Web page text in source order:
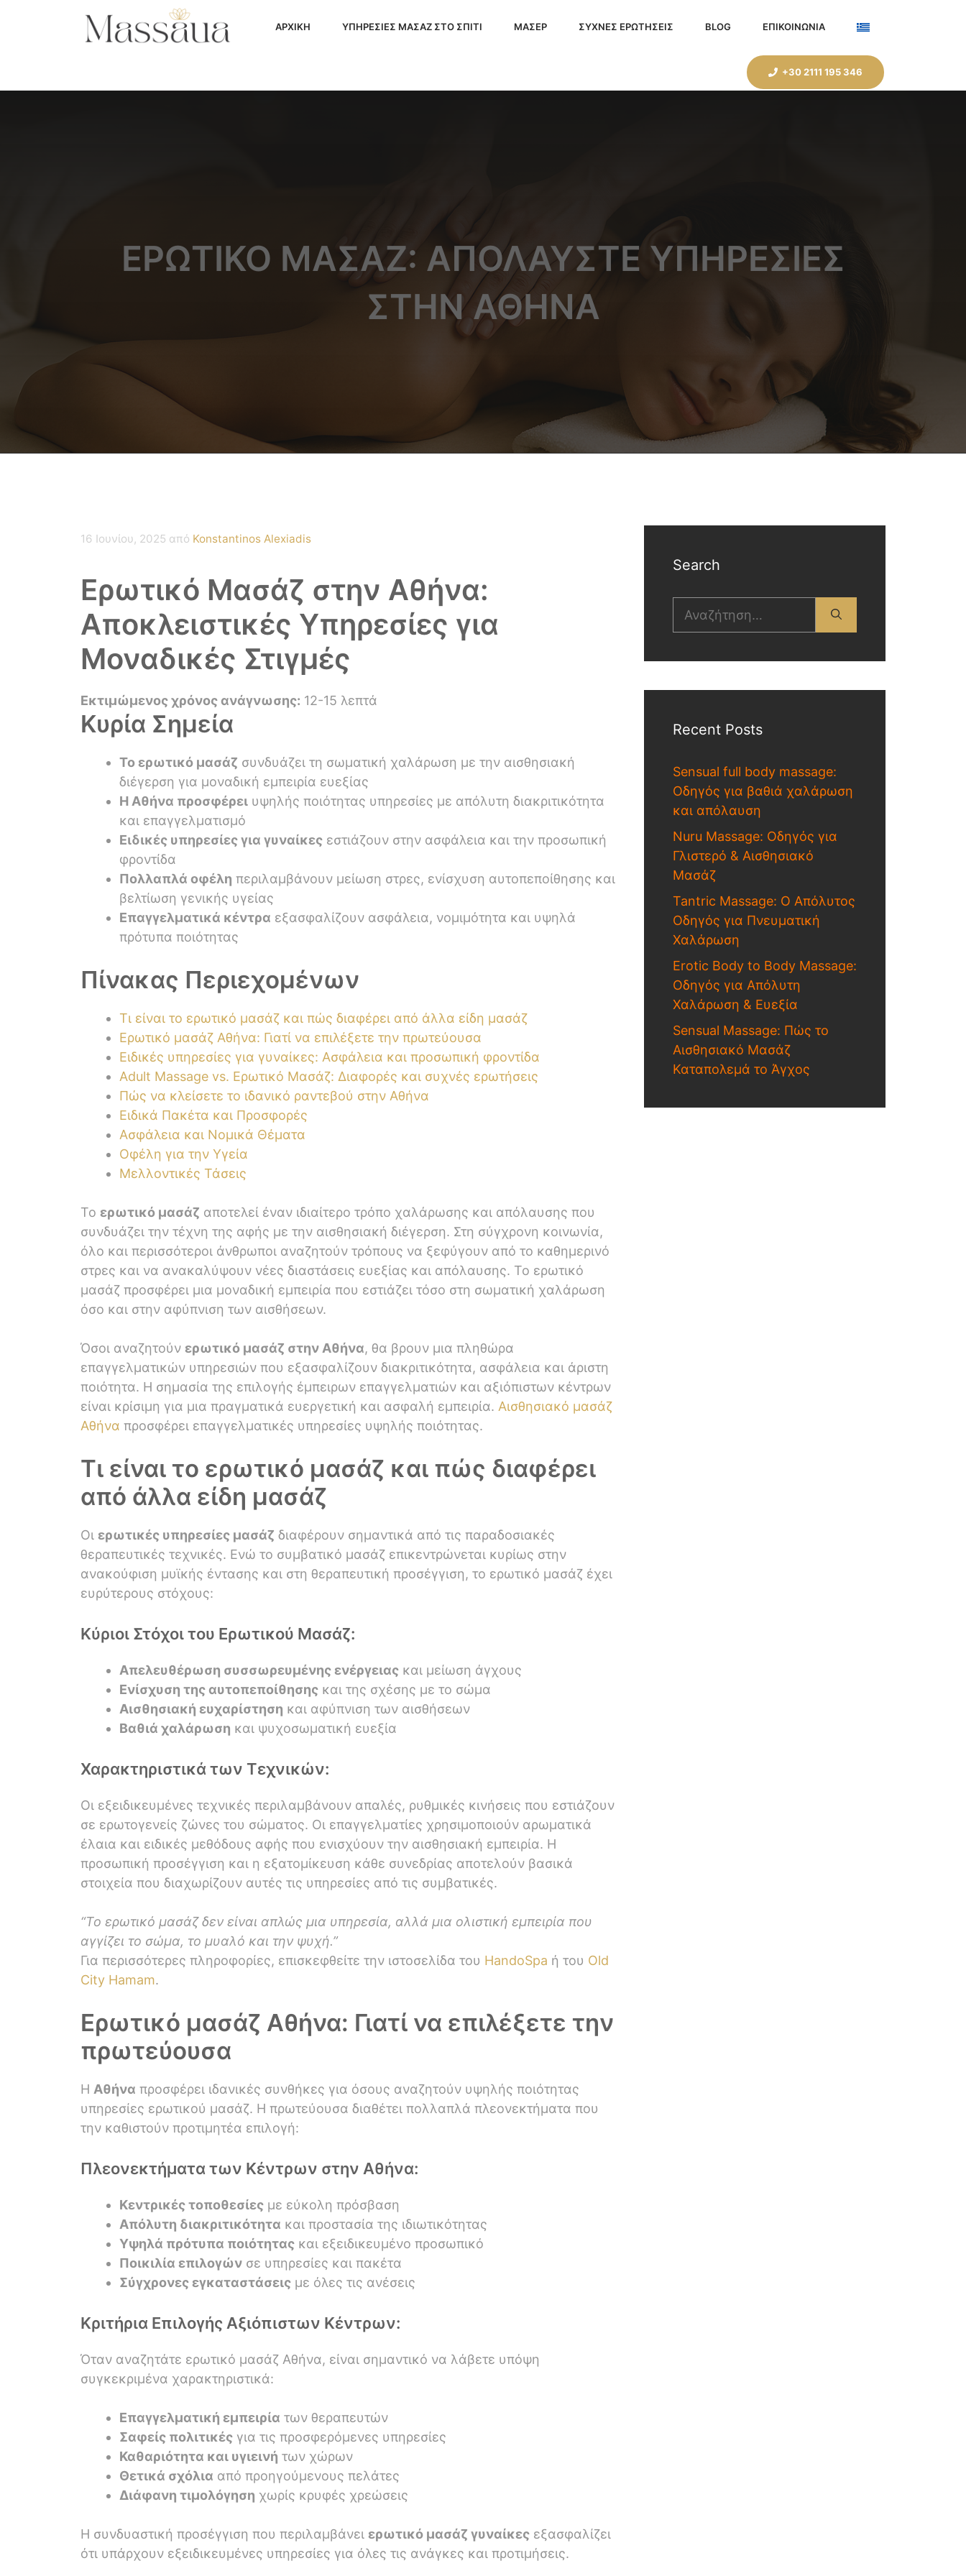
ΑΡΧΙΚΗ ΥΠΗΡΕΣΙΕΣ ΜΑΣΑΖ ΣΤΟ ΣΠΙΤΙ ΜΑΣΕΡ ΣΥΧΝΕΣ ΕΡΩΤΗΣΕΙΣ BLOG ΕΠΙΚΟΙΝΩΝΙΑ
+30 2111 195 346
ΕΡΩΤΙΚΌ ΜΑΣΆΖ: ΑΠΟΛΑΎΣΤΕ ΥΠΗΡΕΣΊΕΣ
ΣΤΗΝ ΑΘΉΝΑ
16 Ιουνίου, 2025 από Konstantinos Alexiadis
Ερωτικό Μασάζ στην Αθήνα:
Αποκλειστικές Υπηρεσίες για
Μοναδικές Στιγμές
Εκτιμώμενος χρόνος ανάγνωσης: 12-15 λεπτά
Κυρία Σημεία
Το ερωτικό μασάζ συνδυάζει τη σωματική χαλάρωση με την αισθησιακή
διέγερση για μοναδική εμπειρία ευεξίας
Η Αθήνα προσφέρει υψηλής ποιότητας υπηρεσίες με απόλυτη διακριτικότητα
και επαγγελματισμό
Ειδικές υπηρεσίες για γυναίκες εστιάζουν στην ασφάλεια και την προσωπική
φροντίδα
Πολλαπλά οφέλη περιλαμβάνουν μείωση στρες, ενίσχυση αυτοπεποίθησης και
βελτίωση γενικής υγείας
Επαγγελματικά κέντρα εξασφαλίζουν ασφάλεια, νομιμότητα και υψηλά
πρότυπα ποιότητας
Πίνακας Περιεχομένων
Τι είναι το ερωτικό μασάζ και πώς διαφέρει από άλλα είδη μασάζ
Ερωτικό μασάζ Αθήνα: Γιατί να επιλέξετε την πρωτεύουσα
Ειδικές υπηρεσίες για γυναίκες: Ασφάλεια και προσωπική φροντίδα
Adult Massage vs. Ερωτικό Μασάζ: Διαφορές και συχνές ερωτήσεις
Πώς να κλείσετε το ιδανικό ραντεβού στην Αθήνα
Ειδικά Πακέτα και Προσφορές
Ασφάλεια και Νομικά Θέματα
Οφέλη για την Υγεία
Μελλοντικές Τάσεις
Το ερωτικό μασάζ αποτελεί έναν ιδιαίτερο τρόπο χαλάρωσης και απόλαυσης που
συνδυάζει την τέχνη της αφής με την αισθησιακή διέγερση. Στη σύγχρονη κοινωνία,
όλο και περισσότεροι άνθρωποι αναζητούν τρόπους να ξεφύγουν από το καθημερινό
στρες και να ανακαλύψουν νέες διαστάσεις ευεξίας και απόλαυσης. Το ερωτικό
μασάζ προσφέρει μια μοναδική εμπειρία που εστιάζει τόσο στη σωματική χαλάρωση
όσο και στην αφύπνιση των αισθήσεων.
Όσοι αναζητούν ερωτικό μασάζ στην Αθήνα, θα βρουν μια πληθώρα
επαγγελματικών υπηρεσιών που εξασφαλίζουν διακριτικότητα, ασφάλεια και άριστη
ποιότητα. Η σημασία της επιλογής έμπειρων επαγγελματιών και αξιόπιστων κέντρων
είναι κρίσιμη για μια πραγματικά ευεργετική και ασφαλή εμπειρία. Αισθησιακό μασάζ
Αθήνα προσφέρει επαγγελματικές υπηρεσίες υψηλής ποιότητας.
Τι είναι το ερωτικό μασάζ και πώς διαφέρει
από άλλα είδη μασάζ
Οι ερωτικές υπηρεσίες μασάζ διαφέρουν σημαντικά από τις παραδοσιακές
θεραπευτικές τεχνικές. Ενώ το συμβατικό μασάζ επικεντρώνεται κυρίως στην
ανακούφιση μυϊκής έντασης και στη θεραπευτική προσέγγιση, το ερωτικό μασάζ έχει
ευρύτερους στόχους:
Κύριοι Στόχοι του Ερωτικού Μασάζ:
Απελευθέρωση συσσωρευμένης ενέργειας και μείωση άγχους
Ενίσχυση της αυτοπεποίθησης και της σχέσης με το σώμα
Αισθησιακή ευχαρίστηση και αφύπνιση των αισθήσεων
Βαθιά χαλάρωση και ψυχοσωματική ευεξία
Χαρακτηριστικά των Τεχνικών:
Οι εξειδικευμένες τεχνικές περιλαμβάνουν απαλές, ρυθμικές κινήσεις που εστιάζουν
σε ερωτογενείς ζώνες του σώματος. Οι επαγγελματίες χρησιμοποιούν αρωματικά
έλαια και ειδικές μεθόδους αφής που ενισχύουν την αισθησιακή εμπειρία. Η
προσωπική προσέγγιση και η εξατομίκευση κάθε συνεδρίας αποτελούν βασικά
στοιχεία που διαχωρίζουν αυτές τις υπηρεσίες από τις συμβατικές.
“Το ερωτικό μασάζ δεν είναι απλώς μια υπηρεσία, αλλά μια ολιστική εμπειρία που
αγγίζει το σώμα, το μυαλό και την ψυχή.”
Για περισσότερες πληροφορίες, επισκεφθείτε την ιστοσελίδα του HandoSpa ή του Old
City Hamam.
Ερωτικό μασάζ Αθήνα: Γιατί να επιλέξετε την
πρωτεύουσα
Η Αθήνα προσφέρει ιδανικές συνθήκες για όσους αναζητούν υψηλής ποιότητας
υπηρεσίες ερωτικού μασάζ. Η πρωτεύουσα διαθέτει πολλαπλά πλεονεκτήματα που
την καθιστούν προτιμητέα επιλογή:
Πλεονεκτήματα των Κέντρων στην Αθήνα:
Κεντρικές τοποθεσίες με εύκολη πρόσβαση
Απόλυτη διακριτικότητα και προστασία της ιδιωτικότητας
Υψηλά πρότυπα ποιότητας και εξειδικευμένο προσωπικό
Ποικιλία επιλογών σε υπηρεσίες και πακέτα
Σύγχρονες εγκαταστάσεις με όλες τις ανέσεις
Κριτήρια Επιλογής Αξιόπιστων Κέντρων:
Όταν αναζητάτε ερωτικό μασάζ Αθήνα, είναι σημαντικό να λάβετε υπόψη
συγκεκριμένα χαρακτηριστικά:
Επαγγελματική εμπειρία των θεραπευτών
Σαφείς πολιτικές για τις προσφερόμενες υπηρεσίες
Καθαριότητα και υγιεινή των χώρων
Θετικά σχόλια από προηγούμενους πελάτες
Διάφανη τιμολόγηση χωρίς κρυφές χρεώσεις
Η συνδυαστική προσέγγιση που περιλαμβάνει ερωτικό μασάζ γυναίκες εξασφαλίζει
ότι υπάρχουν εξειδικευμένες υπηρεσίες για όλες τις ανάγκες και προτιμήσεις.
Search
Recent Posts
Sensual full body massage:
Οδηγός για βαθιά χαλάρωση
και απόλαυση
Nuru Massage: Οδηγός για
Γλιστερό & Αισθησιακό
Μασάζ
Tantric Massage: Ο Απόλυτος
Οδηγός για Πνευματική
Χαλάρωση
Erotic Body to Body Massage:
Οδηγός για Απόλυτη
Χαλάρωση & Ευεξία
Sensual Massage: Πώς το
Αισθησιακό Μασάζ
Καταπολεμά το Άγχος